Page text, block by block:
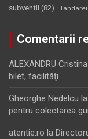
subventii (82) Tandarei
Comentarii
ALEXANDRU Cristina
bilet, facilităţi…
Gheorghe Nedelcu la
pentru colectarea
atentie.ro la